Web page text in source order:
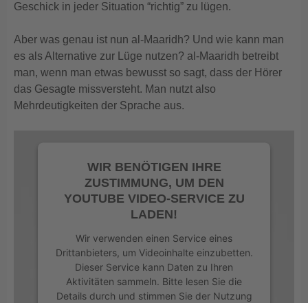
Geschick in jeder Situation “richtig” zu lügen.
Aber was genau ist nun al-Maaridh? Und wie kann man
es als Alternative zur Lüge nutzen? al-Maaridh betreibt
man, wenn man etwas bewusst so sagt, dass der Hörer
das Gesagte missversteht. Man nutzt also
Mehrdeutigkeiten der Sprache aus.
WIR BENÖTIGEN IHRE
ZUSTIMMUNG, UM DEN
YOUTUBE VIDEO-SERVICE ZU
LADEN!
Wir verwenden einen Service eines
Drittanbieters, um Videoinhalte einzubetten.
Dieser Service kann Daten zu Ihren
Aktivitäten sammeln. Bitte lesen Sie die
Details durch und stimmen Sie der Nutzung